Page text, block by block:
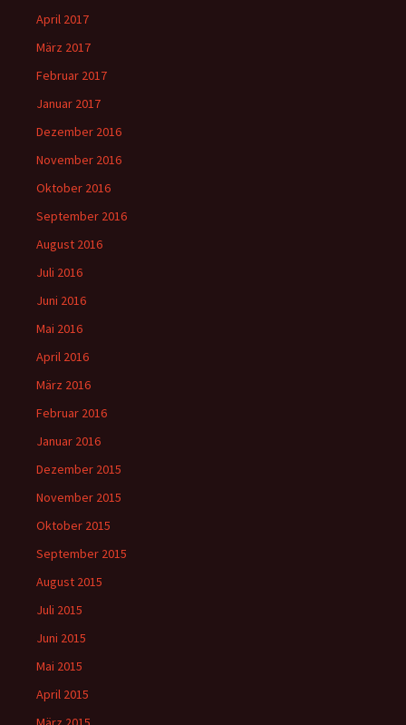
April 2017
März 2017
Februar 2017
Januar 2017
Dezember 2016
November 2016
Oktober 2016
September 2016
August 2016
Juli 2016
Juni 2016
Mai 2016
April 2016
März 2016
Februar 2016
Januar 2016
Dezember 2015
November 2015
Oktober 2015
September 2015
August 2015
Juli 2015
Juni 2015
Mai 2015
April 2015